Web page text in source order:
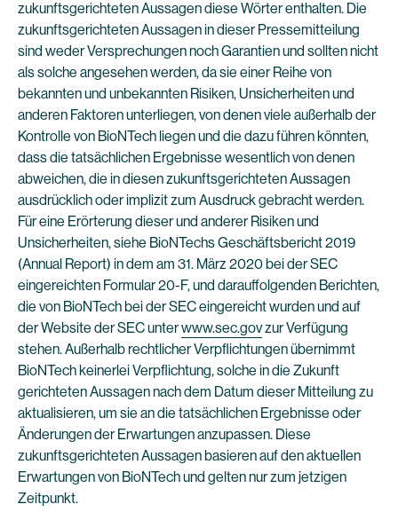
zukunftsgerichteten Aussagen diese Wörter enthalten. Die
zukunftsgerichteten Aussagen in dieser Pressemitteilung
sind weder Versprechungen noch Garantien und sollten nicht
als solche angesehen werden, da sie einer Reihe von
bekannten und unbekannten Risiken, Unsicherheiten und
anderen Faktoren unterliegen, von denen viele außerhalb der
Kontrolle von BioNTech liegen und die dazu führen könnten,
dass die tatsächlichen Ergebnisse wesentlich von denen
abweichen, die in diesen zukunftsgerichteten Aussagen
ausdrücklich oder implizit zum Ausdruck gebracht werden.
Für eine Erörterung dieser und anderer Risiken und
Unsicherheiten, siehe BioNTechs Geschäftsbericht 2019
(Annual Report) in dem am 31. März 2020 bei der SEC
eingereichten Formular 20-F, und darauffolgenden Berichten,
die von BioNTech bei der SEC eingereicht wurden und auf
der Website der SEC unterwww.sec.govzur Verfügung
stehen. Außerhalb rechtlicher Verpflichtungen übernimmt
BioNTech keinerlei Verpflichtung, solche in die Zukunft
gerichteten Aussagen nach dem Datum dieser Mitteilung zu
aktualisieren, um sie an die tatsächlichen Ergebnisse oder
Änderungen der Erwartungen anzupassen. Diese
zukunftsgerichteten Aussagen basieren auf den aktuellen
Erwartungen von BioNTech und gelten nur zum jetzigen
Zeitpunkt.